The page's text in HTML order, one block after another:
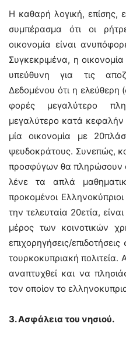
Η καθαρή λογική, επίσης,
συμπέρασμα ότι οι
οικονομία είναι
Συγκεκριμένα, η
υπεύθυνη για τις
Δεδομένου ότι η ελεύθερη
φορές μεγαλύτερο
μεγαλύτερο κατά κεφαλήν
μία οικονομία με
ψευδοκράτους. Συνεπώς,
προσφύγων θα πληρώσουν
λένε τα απλά
προκομένοι
την τελευταία 20ετία,
μέρος των κοινοτικών
επιχορηγήσεις/
τουρκοκυπριακή πολιτεία.
αναπτυχθεί και να
τον οποίον το
3. Ασφάλεια του νησιού.